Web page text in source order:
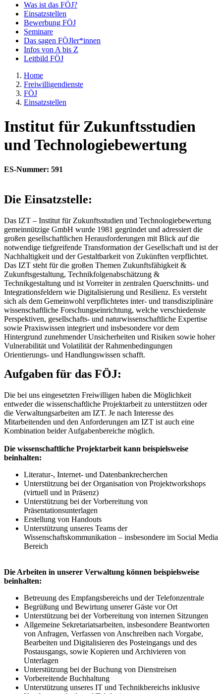
Was ist das FÖJ?
Einsatzstellen
Bewerbung FÖJ
Seminare
Das sagen FÖJler*innen
Infos von A bis Z
Leitbild FÖJ
Home
Freiwilligendienste
FÖJ
Einsatzstellen
Institut für Zukunftsstudien
und Technologiebewertung
ES-Nummer: 591
Die Einsatzstelle:
Das IZT – Institut für Zukunftsstudien und Technologiebewertung
gemeinnützige GmbH wurde 1981 gegründet und adressiert die
großen gesellschaftlichen Herausforderungen mit Blick auf die
notwendige tiefgreifende Transformation der Gesellschaft und ist der
Nachhaltigkeit und der Gestaltbarkeit von Zukünften verpflichtet.
Das IZT steht für die großen Themen Zukunftsfähigkeit &
Zukunftsgestaltung, Technikfolgenabschätzung &
Technikgestaltung und ist Vorreiter in zentralen Querschnitts- und
Integrationsfeldern wie Digitalisierung und Resilienz. Es versteht
sich als dem Gemeinwohl verpflichtetes inter- und transdisziplinäre
wissenschaftliche Forschungseinrichtung, welche verschiedenste
Perspektiven, gesellschafts- und naturwissenschaftliche Expertise
sowie Praxiswissen integriert und insbesondere vor dem
Hintergrund zunehmender Unsicherheiten und Risiken sowie hoher
Vulnerabilität und Volatilität der Rahmenbedingungen
Orientierungs- und Handlungswissen schafft.
Aufgaben für das FÖJ:
Die bei uns eingesetzten Freiwilligen haben die Möglichkeit
entweder die wissenschaftliche Projektarbeit zu unterstützen oder
die Verwaltungsarbeiten am IZT. Je nach Interesse des
Mitarbeitenden und den Anforderungen am IZT ist auch eine
Kombination beider Aufgabenbereiche möglich.
Die wissenschaftliche Projektarbeit kann beispielsweise
beinhalten:
Literatur-, Internet- und Datenbankrecherchen
Unterstützung bei der Organisation von Projektworkshops
(virtuell und in Präsenz)
Unterstützung bei der Vorbereitung von
Präsentationsunterlagen
Erstellung von Handouts
Unterstützung unseres Teams der
Wissenschaftskommunikation – insbesondere im Social Media
Bereich
Die Arbeiten in unserer Verwaltung können beispielsweise
beinhalten:
Betreuung des Empfangsbereichs und der Telefonzentrale
Begrüßung und Bewirtung unserer Gäste vor Ort
Unterstützung bei der Vorbereitung von internen Sitzungen
Allgemeine Sekretariatsarbeiten, insbesondere Beantworten
von Anfragen, Verfassen von Anschreiben nach Vorgabe,
Bearbeiten und Digitalisieren des Posteingangs und des
Postausgangs, sowie Kopieren und Archivieren von
Unterlagen
Unterstützung bei der Buchung von Dienstreisen
Vorbereitende Buchhaltung
Unterstützung unseres IT und Technikbereichs inklusive